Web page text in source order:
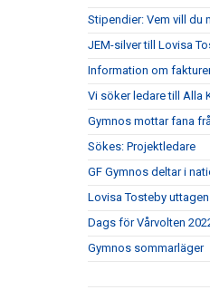
Stipendier: Vem vill du
JEM-silver till Lovisa
Information om
Vi söker ledare till Alla
Gymnos mottar fana
Sökes: Projektledare
GF Gymnos deltar i
Lovisa Tosteby
Dags för Vårvolten
Gymnos sommarläger